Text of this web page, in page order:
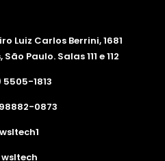
Luiz Carlos Berrini, 1681
Paulo. Salas 111 e 112
5505-1813
98882-0873
wsltech1
wsltech